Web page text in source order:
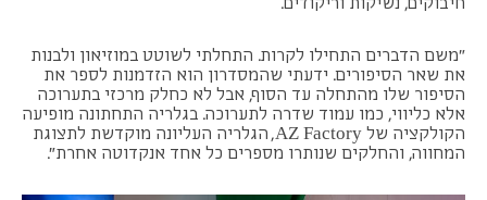
"משם הדברים התחילו לקרות. התחלתי לשוטט במוזיאון ולבנות
את שאר הסיפורים. ידעתי שהמסדרון הוא הזדמנות לספר את
הסיפור שלו מהתחלה עד הסוף, אבל לא כחלק מרכזי בתערוכה
אלא כליווי, כמו עמוד שדרה לתערוכה. בגלריה התחתונה מופיעה
הקולקציה של AZ Factory, הגלריה העליונה מוקדשת לתצוגת
המחווה, והחלקים שנותרו מספרים כל אחד אנקדוטה אחרת״.